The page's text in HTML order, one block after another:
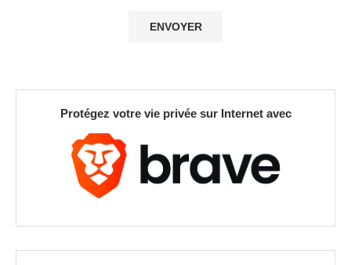
Protégez votre vie privée sur Internet avec